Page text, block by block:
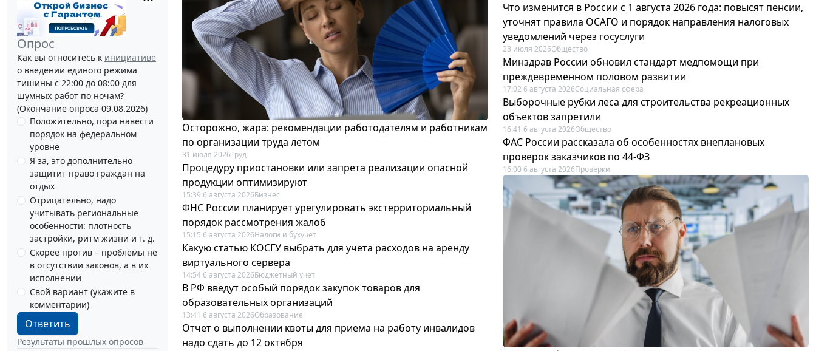
Опрос
Как вы относитесь к инициативе
о введении единого режима
тишины с 22:00 до 08:00 для
шумных работ по ночам?
(Окончание опроса 09.08.2026)
Положительно, пора навести
порядок на федеральном
уровне
Я за, это дополнительно
защитит право граждан на
отдых
Отрицательно, надо
учитывать региональные
особенности: плотность
застройки, ритм жизни и т. д.
Скорее против – проблемы не
в отсутствии законов, а в их
исполнении
Свой вариант (укажите в
комментарии)
Ответить
Результаты прошлых опросов
Осторожно, жара: рекомендации работодателям и работникам
по организации труда летом
31 июля 2026Труд
Процедуру приостановки или запрета реализации опасной
продукции оптимизируют
15:39 6 августа 2026Бизнес
ФНС России планирует урегулировать экстерриториальный
порядок рассмотрения жалоб
15:15 6 августа 2026Налоги и бухучет
Какую статью КОСГУ выбрать для учета расходов на аренду
виртуального сервера
14:54 6 августа 2026Бюджетный учет
В РФ введут особый порядок закупок товаров для
образовательных организаций
13:41 6 августа 2026Образование
Отчет о выполнении квоты для приема на работу инвалидов
надо сдать до 12 октября
Что изменится в России с 1 августа 2026 года: повысят пенсии,
уточнят правила ОСАГО и порядок направления налоговых
уведомлений через госуслуги
28 июля 2026Общество
Минздрав России обновил стандарт медпомощи при
преждевременном половом развитии
17:02 6 августа 2026Социальная сфера
Выборочные рубки леса для строительства рекреационных
объектов запретили
16:41 6 августа 2026Общество
ФАС России рассказала об особенностях внеплановых
проверок заказчиков по 44-ФЗ
16:00 6 августа 2026Проверки